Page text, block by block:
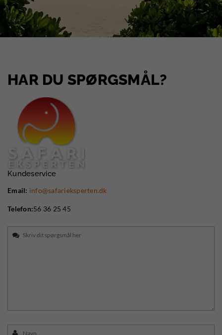
HAR DU SPØRGSMÅL?
Kundeservice
Email: info@safarieksperten.dk
Telefon:56 36 25 45